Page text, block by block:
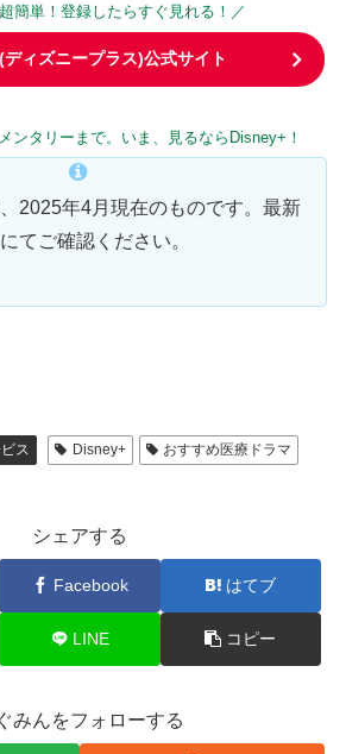
簡単！登録したらすぐ見れる！／
ィズニープラス)公式サイト
ンタリーまで。いま、見るならDisney+！
2025年4月現在のものです。最新
てご確認ください。
ス Disney+
おすすめ医療ドラマ
シェアする
Facebook はてブ
LINE コピー
みんをフォローする